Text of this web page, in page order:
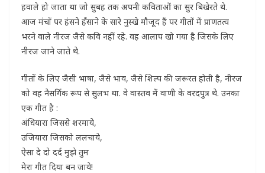
हवाले हो जाता था जो सुबह तक अपनी कविताओं का सुर बिखेरते थे.
आज मंचों पर हंसने हँसाने के सारे नुस्खे मौजूद हैं पर गीतों में प्राणतत्व
भरने वाले नीरज जैसे कवि नहीं रहे. वह आलाप खो गया है जिसके लिए
नीरज जाने जाते थे.
गीतों के लिए जैसी भाषा, जैसे भाव, जैसे शिल्प की जरूरत होती है, नीरज
को वह नैसर्गिक रूप से सुलभ था. वे वास्तव में वाणी के वरदपुत्र थे. उनका
एक गीत है :
अंधियारा जिससे शरमाये,
उजियारा जिसको ललचाये,
ऐसा दे दो दर्द मुझे तुम
मेरा गीत दिया बन जाये!